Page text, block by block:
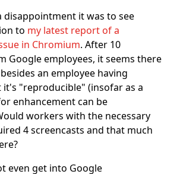
disappointment it was to see
to my latest report of a
in Chromium. After 10
Google employees, it seems there
an employee having
"reproducible" (insofar as a
enhancement can be
workers with the necessary
4 screencasts and that much
even get into Google